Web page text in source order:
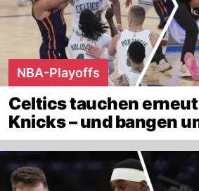
NBA-Playoffs
Celtics tauchen
Knicks – und bangen